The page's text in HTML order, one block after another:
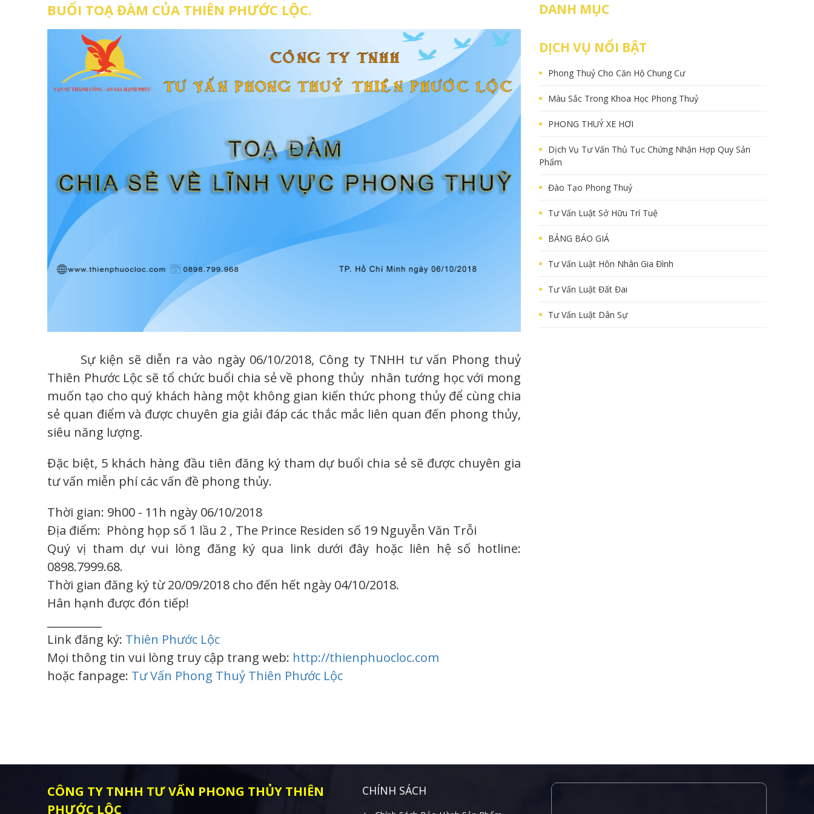
BUỔI TOẠ ĐÀM CỦA THIÊN PHƯỚC LỘC.
Sự kiện sẽ diễn ra vào ngày 06/10/2018, Công ty TNHH tư vấn Phong thuỷ
Thiên Phước Lộc sẽ tổ chức buổi chia sẻ về phong thủy nhân tướng học với mong
muốn tạo cho quý khách hàng một không gian kiến thức phong thủy để cùng chia
sẻ quan điểm và được chuyên gia giải đáp các thắc mắc liên quan đến phong thủy,
siêu năng lượng.
Đặc biệt, 5 khách hàng đầu tiên đăng ký tham dự buổi chia sẻ sẽ được chuyên gia
tư vấn miễn phí các vấn đề phong thủy.
Thời gian: 9h00 - 11h ngày 06/10/2018
Địa điểm: Phòng họp số 1 lầu 2 , The Prince Residen số 19 Nguyễn Văn Trỗi
Quý vị tham dự vui lòng đăng ký qua link dưới đây hoặc liên hệ số hotline:
0898.7999.68.
Thời gian đăng ký từ 20/09/2018 cho đến hết ngày 04/10/2018.
Hân hạnh được đón tiếp!
Link đăng ký: Thiên Phước Lộc
Mọi thông tin vui lòng truy cập trang web: http://thienphuocloc.com
hoặc fanpage: Tư Vấn Phong Thuỷ Thiên Phước Lộc
DANH MỤC
DỊCH VỤ NỔI BẬT
Phong Thuỷ Cho Căn Hộ Chung Cư
Màu Sắc Trong Khoa Học Phong Thuỷ
PHONG THUỶ XE HƠI
Dịch Vụ Tư Vấn Thủ Tục Chứng Nhận Hợp Quy Sản
Phẩm
Đào Tạo Phong Thuỷ
Tư Vấn Luật Sở Hữu Trí Tuệ
BẢNG BÁO GIÁ
Tư Vấn Luật Hôn Nhân Gia Đình
Tư Vấn Luật Đất Đai
Tư Vấn Luật Dân Sự
CÔNG TY TNHH TƯ VẤN PHONG THỦY THIÊN
PHƯỚC LỘC
CHÍNH SÁCH